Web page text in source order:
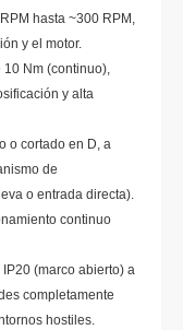
hasta ~300 RPM,
y el motor.
10 Nm (continuo),
y alta
o cortado en D, a
de
o entrada directa).
continuo
(marco abierto) a
completamente
hostiles.